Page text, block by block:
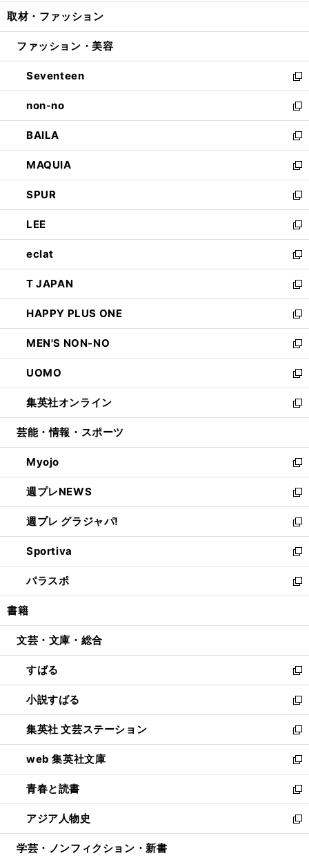
開
ン
ウ
開
く
ウ
ン
ウ
で
開
く
し
ウ
ン
ド
ウ
で
開
く
取材・ファッション
ファッション・美容
Seventeen
新
し
い
ウ
ィ
ン
ド
ウ
で
開
く
non-no
新
し
い
ウ
ィ
ン
ド
ウ
で
開
く
BAILA
新
し
い
ウ
ィ
ン
ド
ウ
で
開
く
MAQUIA
新
し
い
ウ
ィ
ン
ド
ウ
で
開
く
SPUR
新
し
い
ウ
ィ
ン
ド
ウ
で
開
く
LEE
新
し
い
ウ
ィ
ン
ド
ウ
で
開
く
eclat
新
し
い
ウ
ィ
ン
ド
ウ
で
開
く
T JAPAN
新
し
い
ウ
ィ
ン
ド
ウ
で
開
HAPPY PLUS ONE
新
し
い
ウ
ィ
ン
ド
ウ
開
く
MEN'S NON-NO
新
し
い
ウ
ィ
ン
ウ
で
開
く
UOMO
新
し
い
ウ
ン
ド
ウ
で
開
く
集英社オンライン
新
し
ウ
ィ
ン
ド
ウ
で
開
く
芸能・情報・スポーツ
Myojo
新
し
い
ウ
ィ
ン
ド
ウ
で
開
週プレNEWS
新
し
い
ウ
ィ
ン
ド
ウ
開
週プレ グラジャパ!
新
し
い
ウ
ィ
ン
ウ
開
く
Sportiva
新
し
い
ウ
ン
ウ
で
開
く
パラスポ
新
し
ウ
ン
ド
ウ
で
開
く
書籍
文芸・文庫・総合
すばる
新
し
い
ウ
ィ
ン
ド
ウ
で
開
く
小説すばる
新
し
い
ウ
ィ
ン
ド
ウ
で
開
集英社 文芸ステーション
新
し
い
ウ
ィ
ン
ド
ウ
web 集英社文庫
新
し
い
ウ
ィ
ン
青春と読書
新
し
い
ウ
アジア人物史
新
し
学芸・ノンフィクション・新書